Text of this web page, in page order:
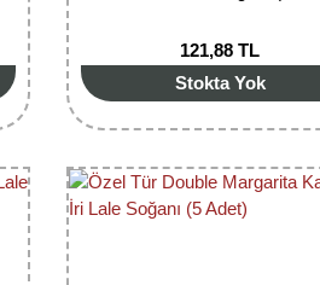
121,88 TL
Stokta Yok